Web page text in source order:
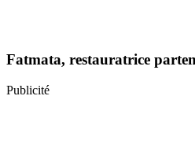
Fatmata, restauratrice
Publicité